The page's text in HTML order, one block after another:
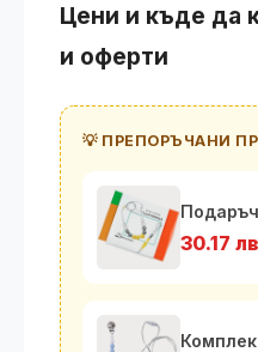
Цени и къде да
и оферти
💡 ПРЕПОРЪЧАНИ
30.17 лв